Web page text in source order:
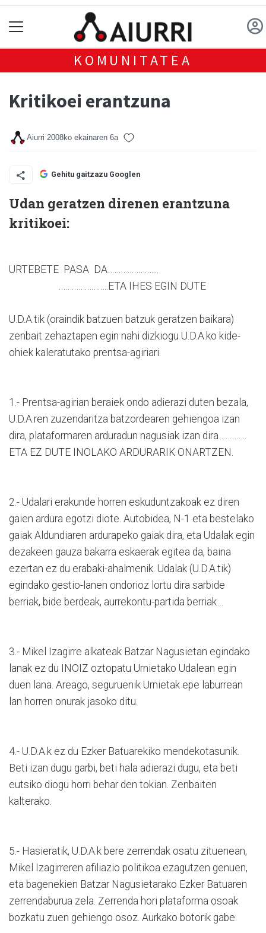
KOMUNITATEA
Kritikoei erantzuna
Aiurri 2008ko ekainaren 6a
Gehitu gaitzazu Googlen
Udan geratzen direnen erantzuna
kritikoei:
URTEBETE PASA DA…………………...
.………………….ETA IHES EGIN DUTE
U.D.A.tik (oraindik batzuen batzuk geratzen baikara)
zenbait zehaztapen egin nahi dizkiogu U.D.A.ko kide-
ohiek kaleratutako prentsa-agiriari.
1.- Prentsa-agirian beraiek ondo adierazi duten bezala,
U.D.A.ren zuzendaritza batzordearen gehiengoa izan
dira, plataformaren arduradun nagusiak izan dira………….
ETA EZ DUTE INOLAKO ARDURARIK ONARTZEN.
2.- Udalari erakunde horren eskuduntzakoak ez diren
gaien ardura egotzi diote. Autobidea, N-1 eta bestelako
gaiak Aldundiaren ardurapeko gaiak dira, eta Udalak egin
dezakeen gauza bakarra eskaerak egitea da, baina
ezertan ez du erabaki-ahalmenik. Udalak (U.D.A.tik)
egindako gestio-lanen ondorioz lortu dira sarbide
berriak, bide berdeak, aurrekontu-partida berriak…
3.- Mikel Izagirre alkateak Batzar Nagusietan egindako
lanak ez du INOIZ oztopatu Urnietako Udalean egin
duen lana. Areago, seguruenik Urnietak epe laburrean
lan horren onurak jasoko ditu.
4.- U.D.A.k ez du Ezker Batuarekiko mendekotasunik.
Beti izan dugu garbi, beti hala adierazi dugu, eta beti
eutsiko diogu horri behar den tokian. Zenbaiten
kalterako.
5.- Hasieratik, U.D.A.k bere zerrendak osatu zituenean,
Mikel Izagirreren afiliazio politikoa ezagutzen genuen,
eta bagenekien Batzar Nagusietarako Ezker Batuaren
zerrendaburua zela. Zerrenda hori plataforma osoak
bozkatu zuen gehiengo osoz. Aurkako botorik gabe.